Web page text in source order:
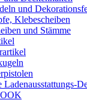
und
Klebescheiben
und Stämme
Ladenausstattungs-